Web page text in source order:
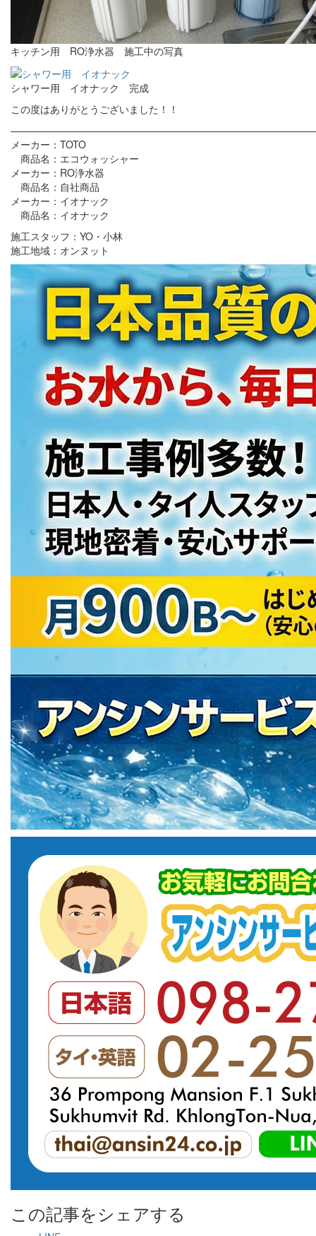
キッチン用 RO浄水器 施工中の写真
シャワー用 イオナック 完成
この度はありがとうございました！！
メーカー：TOTO
商品名：エコウォッシャー
メーカー：RO浄水器
商品名：自社商品
メーカー：イオナック
商品名：イオナック
施工スタッフ：YO・小林
施工地域：オンヌット
この記事をシェアする